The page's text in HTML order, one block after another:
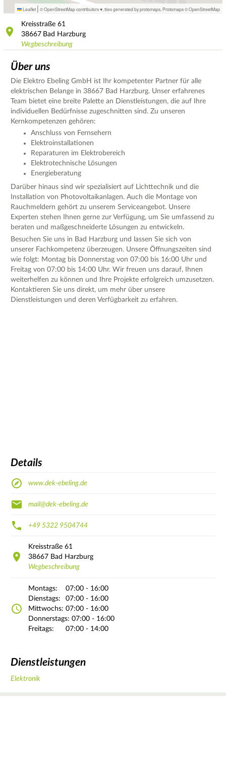
Leaflet | © OpenStreetMap contributors ♥, tiles generated by protomaps Protomaps©OpenStreetMap
Kreisstraße 61
38667 Bad Harzburg
Wegbeschreibung
Über uns
Die Elektro Ebeling GmbH ist Ihr kompetenter Partner für alle
elektrischen Belange in 38667 Bad Harzburg. Unser erfahrenes
Team bietet eine breite Palette an Dienstleistungen, die auf Ihre
individuellen Bedürfnisse zugeschnitten sind. Zu unseren
Kernkompetenzen gehören:
Anschluss von Fernsehern
Elektroinstallationen
Reparaturen im Elektrobereich
Elektrotechnische Lösungen
Energieberatung
Darüber hinaus sind wir spezialisiert auf Lichttechnik und die
Installation von Photovoltaikanlagen. Auch die Montage von
Rauchmeldern gehört zu unserem Serviceangebot. Unsere
Experten stehen Ihnen gerne zur Verfügung, um Sie umfassend zu
beraten und maßgeschneiderte Lösungen zu entwickeln.
Besuchen Sie uns in Bad Harzburg und lassen Sie sich von
unserer Fachkompetenz überzeugen. Unsere Öffnungszeiten sind
wie folgt: Montag bis Donnerstag von 07:00 bis 16:00 Uhr und
Freitag von 07:00 bis 14:00 Uhr. Wir freuen uns darauf, Ihnen
weiterhelfen zu können und Ihre Projekte erfolgreich umzusetzen.
Kontaktieren Sie uns direkt, um mehr über unsere
Dienstleistungen und deren Verfügbarkeit zu erfahren.
Details
www.dek-ebeling.de
mail@dek-ebeling.de
+49 5322 9504744
Kreisstraße 61
38667 Bad Harzburg
Wegbeschreibung
Montags:
07:00 - 16:00
Dienstags:
07:00 - 16:00
Mittwochs: 07:00 - 16:00
Donnerstags: 07:00 - 16:00
Freitags:
07:00 - 14:00
Dienstleistungen
Elektronik